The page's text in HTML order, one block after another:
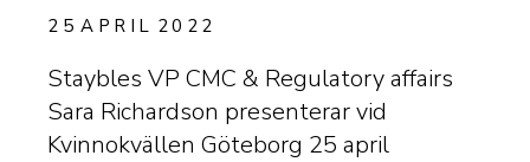
25 APRIL 2022
Staybles VP CMC & Regulatory affairs
Sara Richardson presenterar vid
Kvinnokvällen Göteborg 25 april